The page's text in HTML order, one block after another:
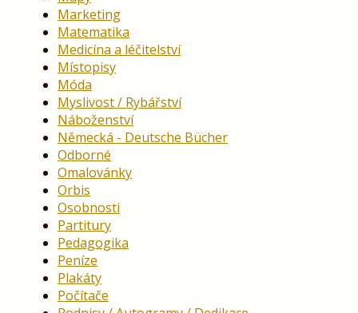
Marketing
Matematika
Medicína a léčitelství
Místopisy
Móda
Myslivost / Rybářství
Náboženství
Německá - Deutsche Bücher
Odborné
Omalovánky
Orbis
Osobnosti
Partitury
Pedagogika
Peníze
Plakáty
Počítače